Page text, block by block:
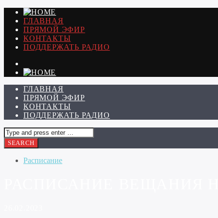
ГЛАВНАЯ
ПРЯМОЙ ЭФИР
КОНТАКТЫ
ПОДДЕРЖАТЬ РАДИО
ГЛАВНАЯ
ПРЯМОЙ ЭФИР
КОНТАКТЫ
ПОДДЕРЖАТЬ РАДИО
Расписание